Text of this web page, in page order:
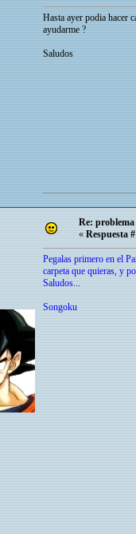
Hasta ayer podia hacer
ayudarme ?
Saludos
Re:
« Respuesta
Pegalas primero en el
carpeta que quieras, y
Saludos...
Songoku